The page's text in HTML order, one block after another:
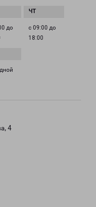
до
с 09:00 до
18:00
4